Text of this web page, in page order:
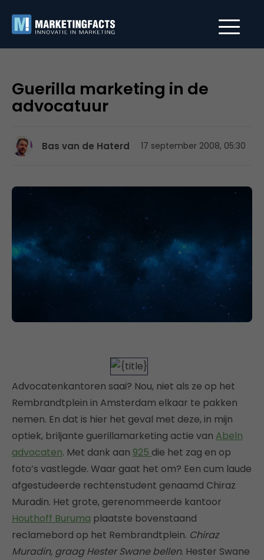
Guerilla marketing in de
advocatuur
Bas van de Haterd 17 september 2008, 05:30
Advocatenkantoren saai? Nou, niet als ze op het
Rembrandtplein in Amsterdam elkaar te pakken
nemen. En dat is hier het geval met deze, in mijn
optiek, briljante guerillamarketing actie van Abeln
advocaten. Met dank aan 925 die het zag en op
foto’s vastlegde. Waar gaat het om? Een cum laude
afgestudeerde rechtenstudent genaamd Chiraz
Muradin. Het grote, gerenommeerde kantoor
Houthoff Buruma plaatste bovenstaand
reclamebord op het Rembrandtplein. Chiraz
Muradin, graag Hester Swane bellen. Hester Swane